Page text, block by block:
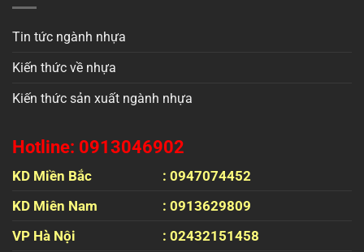
Tin tức ngành nhựa
Kiến thức về nhựa
Kiến thức sản xuất ngành nhựa
Hotline: 0913046902
KD Miền Bắc
: 0947074452
KD Miên Nam
: 0913629809
VP Hà Nội
: 02432151458